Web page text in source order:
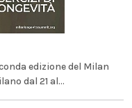
edizione del Milan
dal 21 al...